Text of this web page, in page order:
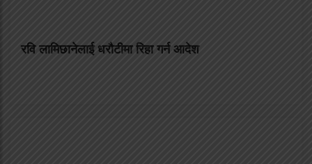
रवि लामिछानेलाई धरौटीमा रिहा गर्न आदेश